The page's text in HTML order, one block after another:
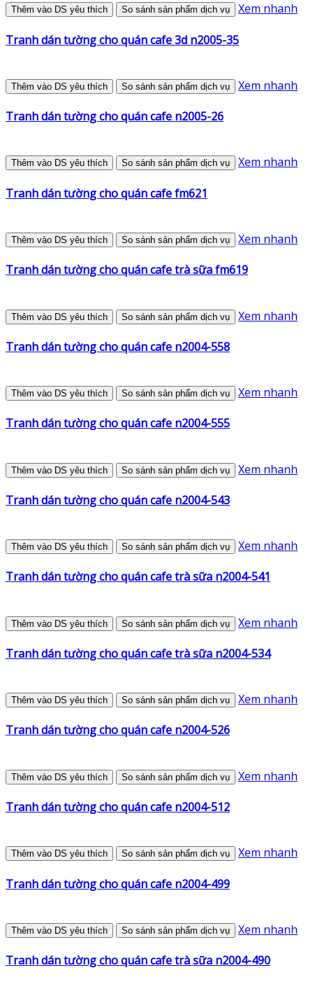
Thêm vào DS yêu thích So sánh sản phẩm dịch vụ Xem nhanh
Tranh dán tường cho quán cafe 3d n2005-35
Thêm vào DS yêu thích So sánh sản phẩm dịch vụ Xem nhanh
Tranh dán tường cho quán cafe n2005-26
Thêm vào DS yêu thích So sánh sản phẩm dịch vụ Xem nhanh
Tranh dán tường cho quán cafe fm621
Thêm vào DS yêu thích So sánh sản phẩm dịch vụ Xem nhanh
Tranh dán tường cho quán cafe trà sữa fm619
Thêm vào DS yêu thích So sánh sản phẩm dịch vụ Xem nhanh
Tranh dán tường cho quán cafe n2004-558
Thêm vào DS yêu thích So sánh sản phẩm dịch vụ Xem nhanh
Tranh dán tường cho quán cafe n2004-555
Thêm vào DS yêu thích So sánh sản phẩm dịch vụ Xem nhanh
Tranh dán tường cho quán cafe n2004-543
Thêm vào DS yêu thích So sánh sản phẩm dịch vụ Xem nhanh
Tranh dán tường cho quán cafe trà sữa n2004-541
Thêm vào DS yêu thích So sánh sản phẩm dịch vụ Xem nhanh
Tranh dán tường cho quán cafe trà sữa n2004-534
Thêm vào DS yêu thích So sánh sản phẩm dịch vụ Xem nhanh
Tranh dán tường cho quán cafe n2004-526
Thêm vào DS yêu thích So sánh sản phẩm dịch vụ Xem nhanh
Tranh dán tường cho quán cafe n2004-512
Thêm vào DS yêu thích So sánh sản phẩm dịch vụ Xem nhanh
Tranh dán tường cho quán cafe n2004-499
Thêm vào DS yêu thích So sánh sản phẩm dịch vụ Xem nhanh
Tranh dán tường cho quán cafe trà sữa n2004-490